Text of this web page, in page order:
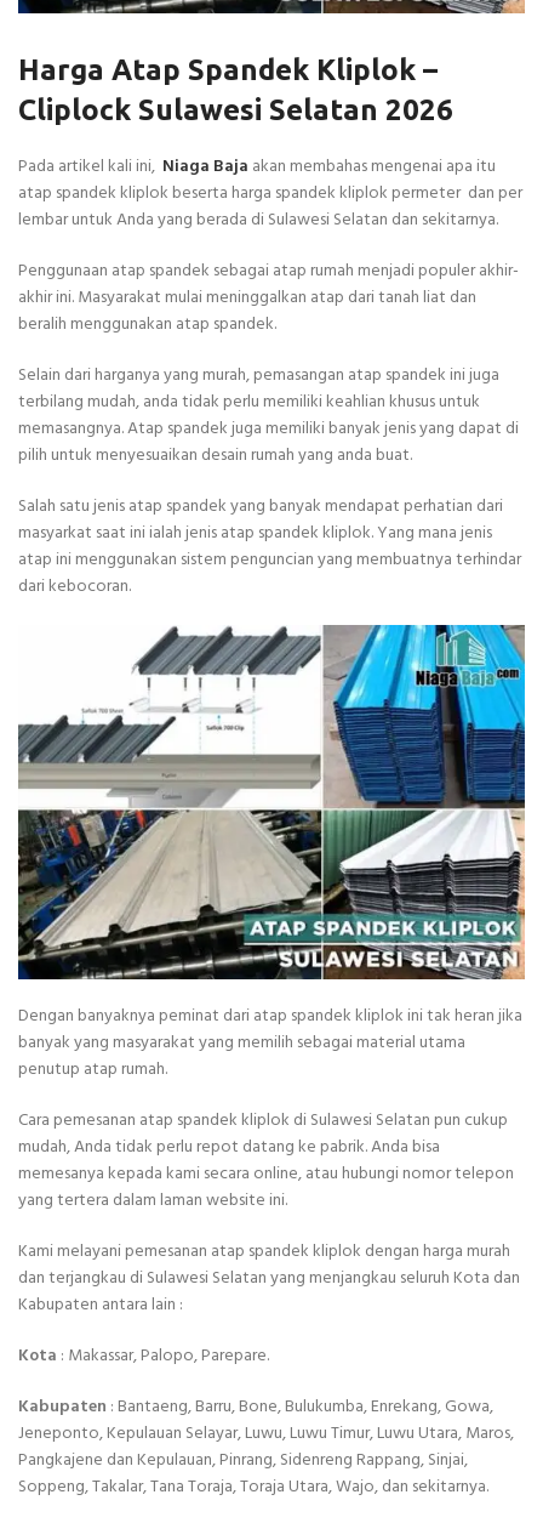
Harga Atap Spandek Kliplok –
Cliplock Sulawesi Selatan 2026
Pada artikel kali ini, Niaga Baja akan membahas mengenai apa itu
atap spandek kliplok beserta harga spandek kliplok permeter dan per
lembar untuk Anda yang berada di Sulawesi Selatan dan sekitarnya.
Penggunaan atap spandek sebagai atap rumah menjadi populer akhir-
akhir ini. Masyarakat mulai meninggalkan atap dari tanah liat dan
beralih menggunakan atap spandek.
Selain dari harganya yang murah, pemasangan atap spandek ini juga
terbilang mudah, anda tidak perlu memiliki keahlian khusus untuk
memasangnya. Atap spandek juga memiliki banyak jenis yang dapat di
pilih untuk menyesuaikan desain rumah yang anda buat.
Salah satu jenis atap spandek yang banyak mendapat perhatian dari
masyarkat saat ini ialah jenis atap spandek kliplok. Yang mana jenis
atap ini menggunakan sistem penguncian yang membuatnya terhindar
dari kebocoran.
Dengan banyaknya peminat dari atap spandek kliplok ini tak heran jika
banyak yang masyarakat yang memilih sebagai material utama
penutup atap rumah.
Cara pemesanan atap spandek kliplok di Sulawesi Selatan pun cukup
mudah, Anda tidak perlu repot datang ke pabrik. Anda bisa
memesanya kepada kami secara online, atau hubungi nomor telepon
yang tertera dalam laman website ini.
Kami melayani pemesanan atap spandek kliplok dengan harga murah
dan terjangkau di Sulawesi Selatan yang menjangkau seluruh Kota dan
Kabupaten antara lain :
Kota : Makassar, Palopo, Parepare.
Kabupaten : Bantaeng, Barru, Bone, Bulukumba, Enrekang, Gowa,
Jeneponto, Kepulauan Selayar, Luwu, Luwu Timur, Luwu Utara, Maros,
Pangkajene dan Kepulauan, Pinrang, Sidenreng Rappang, Sinjai,
Soppeng, Takalar, Tana Toraja, Toraja Utara, Wajo, dan sekitarnya.